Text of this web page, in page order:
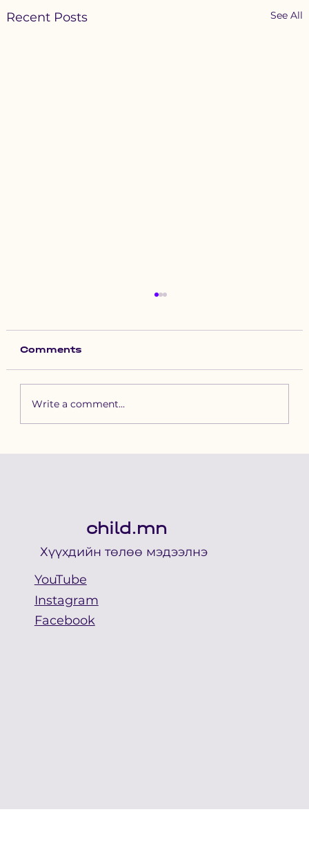
Recent Posts See All
А.Хонгорзул: Санхүүжилт,
Comments
Write a comment...
child.mn
Хүүхдийн төлөө мэдээлнэ
YouTube
Facebook
Instagram